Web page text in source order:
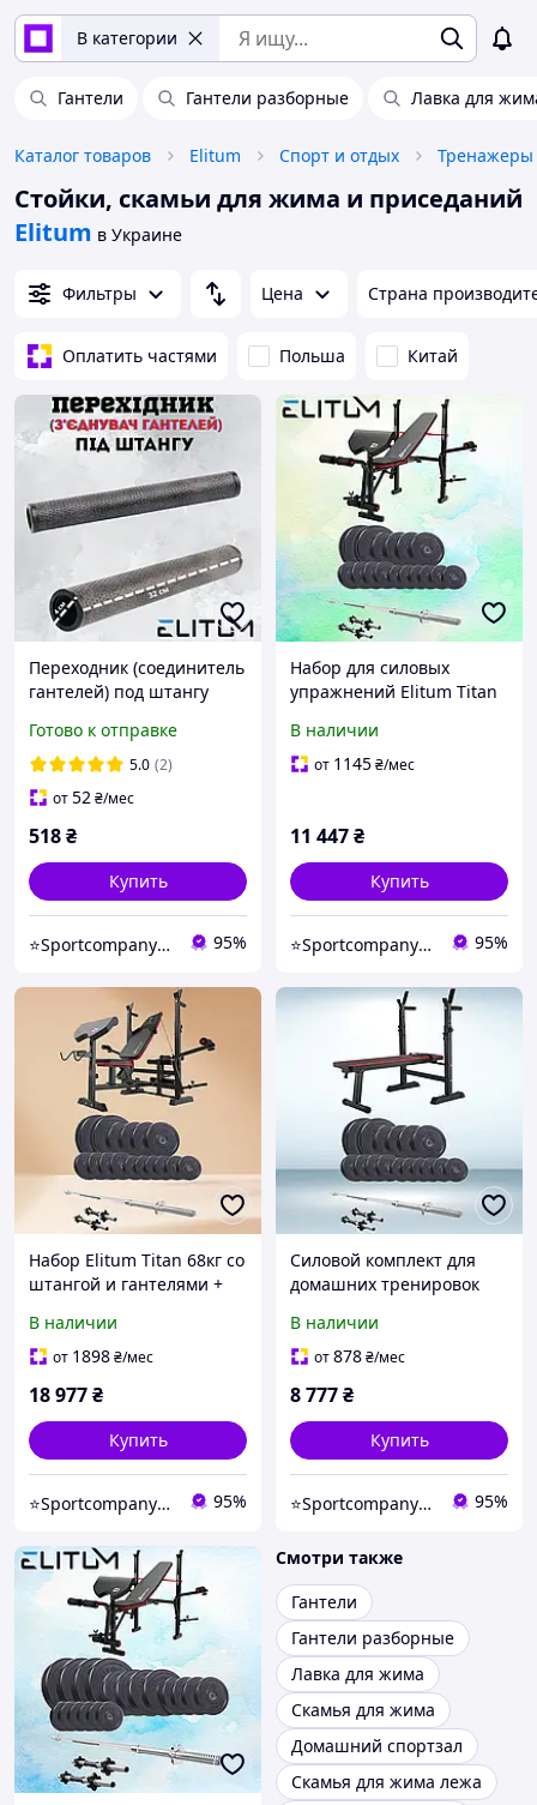
В категории
Гантели Гантели разборные Лавка для
Каталог товаров Elitum Спорт и отдых Тренажеры
Стойки, скамьи для жима и приседаний
Elitum в Украине
Фильтры Цена Страна
Оплатить частями Польша Китай
Переходник (соединитель
гантелей) под штангу
Готово к отправке
5.0 (2)
от52₴/мес
518₴
Купить
⭐️Sportcompany⭐️ Інтернет магазин спортивних товарів⭐️ 95%
Набор для силовых
упражнений Elitum Titan
партой Скотта штангой и
гантелями
В наличии
от 1145₴/мес
11 447₴
Купить
⭐️Sportcompany⭐️ Інтернет магазин спортивних товарів⭐️ 95%
Набор Elitum Titan 68кг со
штангой и гантелями +
HS-1075 Pro с партой
Скотта
В наличии
от 1898₴/мес
18 977₴
Купить
⭐️Sportcompany⭐️ Інтернет магазин спортивних товарів⭐️ 95%
Силовой комплект для
домашних тренировок
скамейкой HS-1080
штангой и гантелями
В наличии
от878₴/мес
8 777₴
Купить
⭐️Sportcompany⭐️ Інтернет магазин спортивних товарів⭐️ 95%
Смотри также
Гантели
Гантели разборные
Лавка для жима
Скамья для жима
Домашний спортзал
Скамья для жима лежа